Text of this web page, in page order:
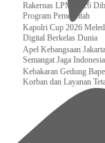
Rakernas LPM 2026
Program Pemerintah
Kapolri Cup 2026
Digital Berkelas Dunia
Apel Kebangsaan
Semangat Jaga Indonesia
Kebakaran Gedung
Korban dan Layanan